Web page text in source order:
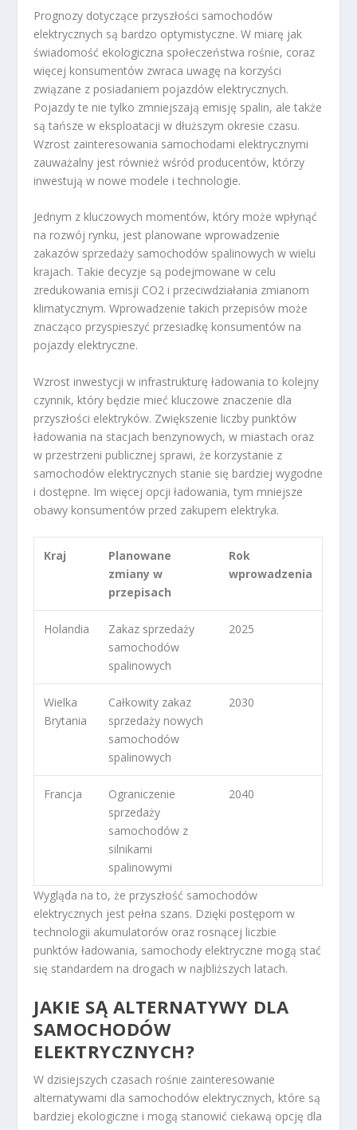
Prognozy dotyczące przyszłości samochodów
elektrycznych są bardzo optymistyczne. W miarę jak
świadomość ekologiczna społeczeństwa rośnie, coraz
więcej konsumentów zwraca uwagę na korzyści
związane z posiadaniem pojazdów elektrycznych.
Pojazdy te nie tylko zmniejszają emisję spalin, ale także
są tańsze w eksploatacji w dłuższym okresie czasu.
Wzrost zainteresowania samochodami elektrycznymi
zauważalny jest również wśród producentów, którzy
inwestują w nowe modele i technologie.
Jednym z kluczowych momentów, który może wpłynąć
na rozwój rynku, jest planowane wprowadzenie
zakazów sprzedaży samochodów spalinowych w wielu
krajach. Takie decyzje są podejmowane w celu
zredukowania emisji CO2 i przeciwdziałania zmianom
klimatycznym. Wprowadzenie takich przepisów może
znacząco przyspieszyć przesiadkę konsumentów na
pojazdy elektryczne.
Wzrost inwestycji w infrastrukturę ładowania to kolejny
czynnik, który będzie mieć kluczowe znaczenie dla
przyszłości elektryków. Zwiększenie liczby punktów
ładowania na stacjach benzynowych, w miastach oraz
w przestrzeni publicznej sprawi, że korzystanie z
samochodów elektrycznych stanie się bardziej wygodne
i dostępne. Im więcej opcji ładowania, tym mniejsze
obawy konsumentów przed zakupem elektryka.
Kraj
Planowane
zmiany w
przepisach
Rok
wprowadzenia
Holandia
Zakaz sprzedaży
samochodów
spalinowych
2025
Wielka
Brytania
Całkowity zakaz
sprzedaży nowych
samochodów
spalinowych
2030
Francja
Ograniczenie
sprzedaży
samochodów z
silnikami
spalinowymi
2040
Wygląda na to, że przyszłość samochodów
elektrycznych jest pełna szans. Dzięki postępom w
technologii akumulatorów oraz rosnącej liczbie
punktów ładowania, samochody elektryczne mogą stać
się standardem na drogach w najbliższych latach.
JAKIE SĄ ALTERNATYWY DLA
SAMOCHODÓW
ELEKTRYCZNYCH?
W dzisiejszych czasach rośnie zainteresowanie
alternatywami dla samochodów elektrycznych, które są
bardziej ekologiczne i mogą stanowić ciekawą opcję dla